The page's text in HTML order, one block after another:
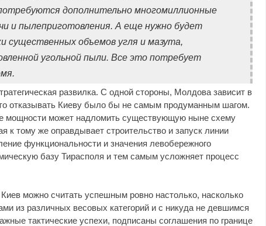
дополнительно многомиллионные
и пылеприготовления. А еще нужно будет
существенных объемов угля и мазута,
угольной пыли. Все это потребует
развилка. С одной стороны, Молдова зависит в
отказывать Киеву было бы не самым продуманным шагом.
мощности может надломить существующую ныне схему
к тому же оправдывает строительство и запуск линии
функциональности и значения левобережного
базу Тирасполя и тем самым усложняет процесс
можно считать успешным ровно настолько, насколько
из различных весовых категорий и с никуда не девшимся
тактические успехи, подписаны соглашения по границе